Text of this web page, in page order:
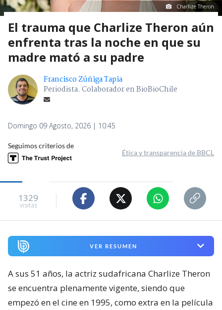
Charlize Theron
El trauma que Charlize Theron aún
enfrenta tras la noche en que su
madre mató a su padre
Francisco Zúñiga Tapia
Periodista. Colaborador en BioBioChile
Domingo 09 Agosto, 2026 | 10:45
Seguimos criterios de
Ética y transparencia de BBCL
1329
visitas
VER RESUMEN
A sus 51 años, la actriz sudafricana Charlize Theron
se encuentra plenamente vigente, siendo que
empezó en el cine en 1995, como extra en la película